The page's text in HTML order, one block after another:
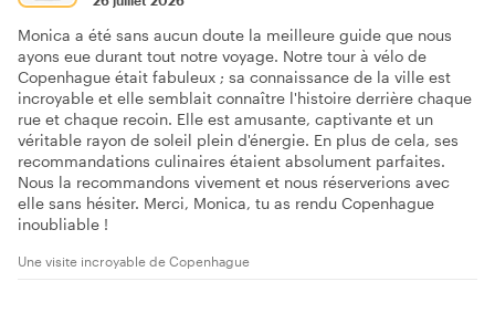
Monica a été sans aucun doute la meilleure guide que nous
ayons eue durant tout notre voyage. Notre tour à vélo de
Copenhague était fabuleux ; sa connaissance de la ville est
incroyable et elle semblait connaître l'histoire derrière chaque
rue et chaque recoin. Elle est amusante, captivante et un
véritable rayon de soleil plein d'énergie. En plus de cela, ses
recommandations culinaires étaient absolument parfaites.
Nous la recommandons vivement et nous réserverions avec
elle sans hésiter. Merci, Monica, tu as rendu Copenhague
inoubliable !
Une visite incroyable de Copenhague